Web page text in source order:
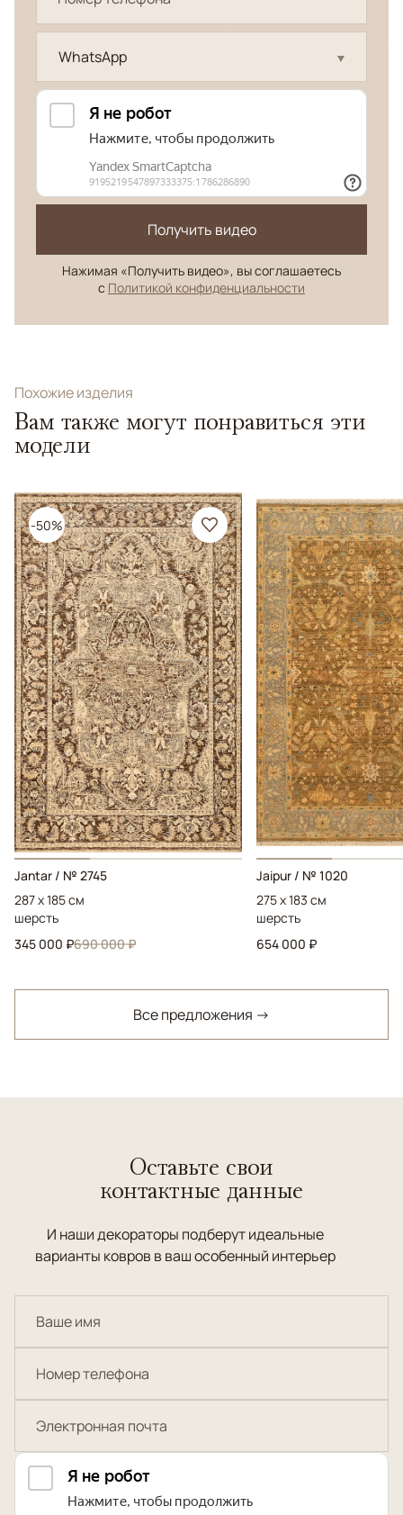
WhatsApp
Получить видео
Нажимая «Получить видео», вы соглашаетесь
с Политикой конфиденциальности
Похожие изделия
Вам также могут понравиться эти
модели
-50%
Jantar / № 2745
287 x 185 см
шерсть
345 000 ₽690 000 ₽
Jaipur / № 1020
275 x 183 см
шерсть
654 000 ₽
Все предложения →
Оставьте свои
контактные данные
И наши декораторы подберут идеальные
варианты ковров в ваш особенный интерьер